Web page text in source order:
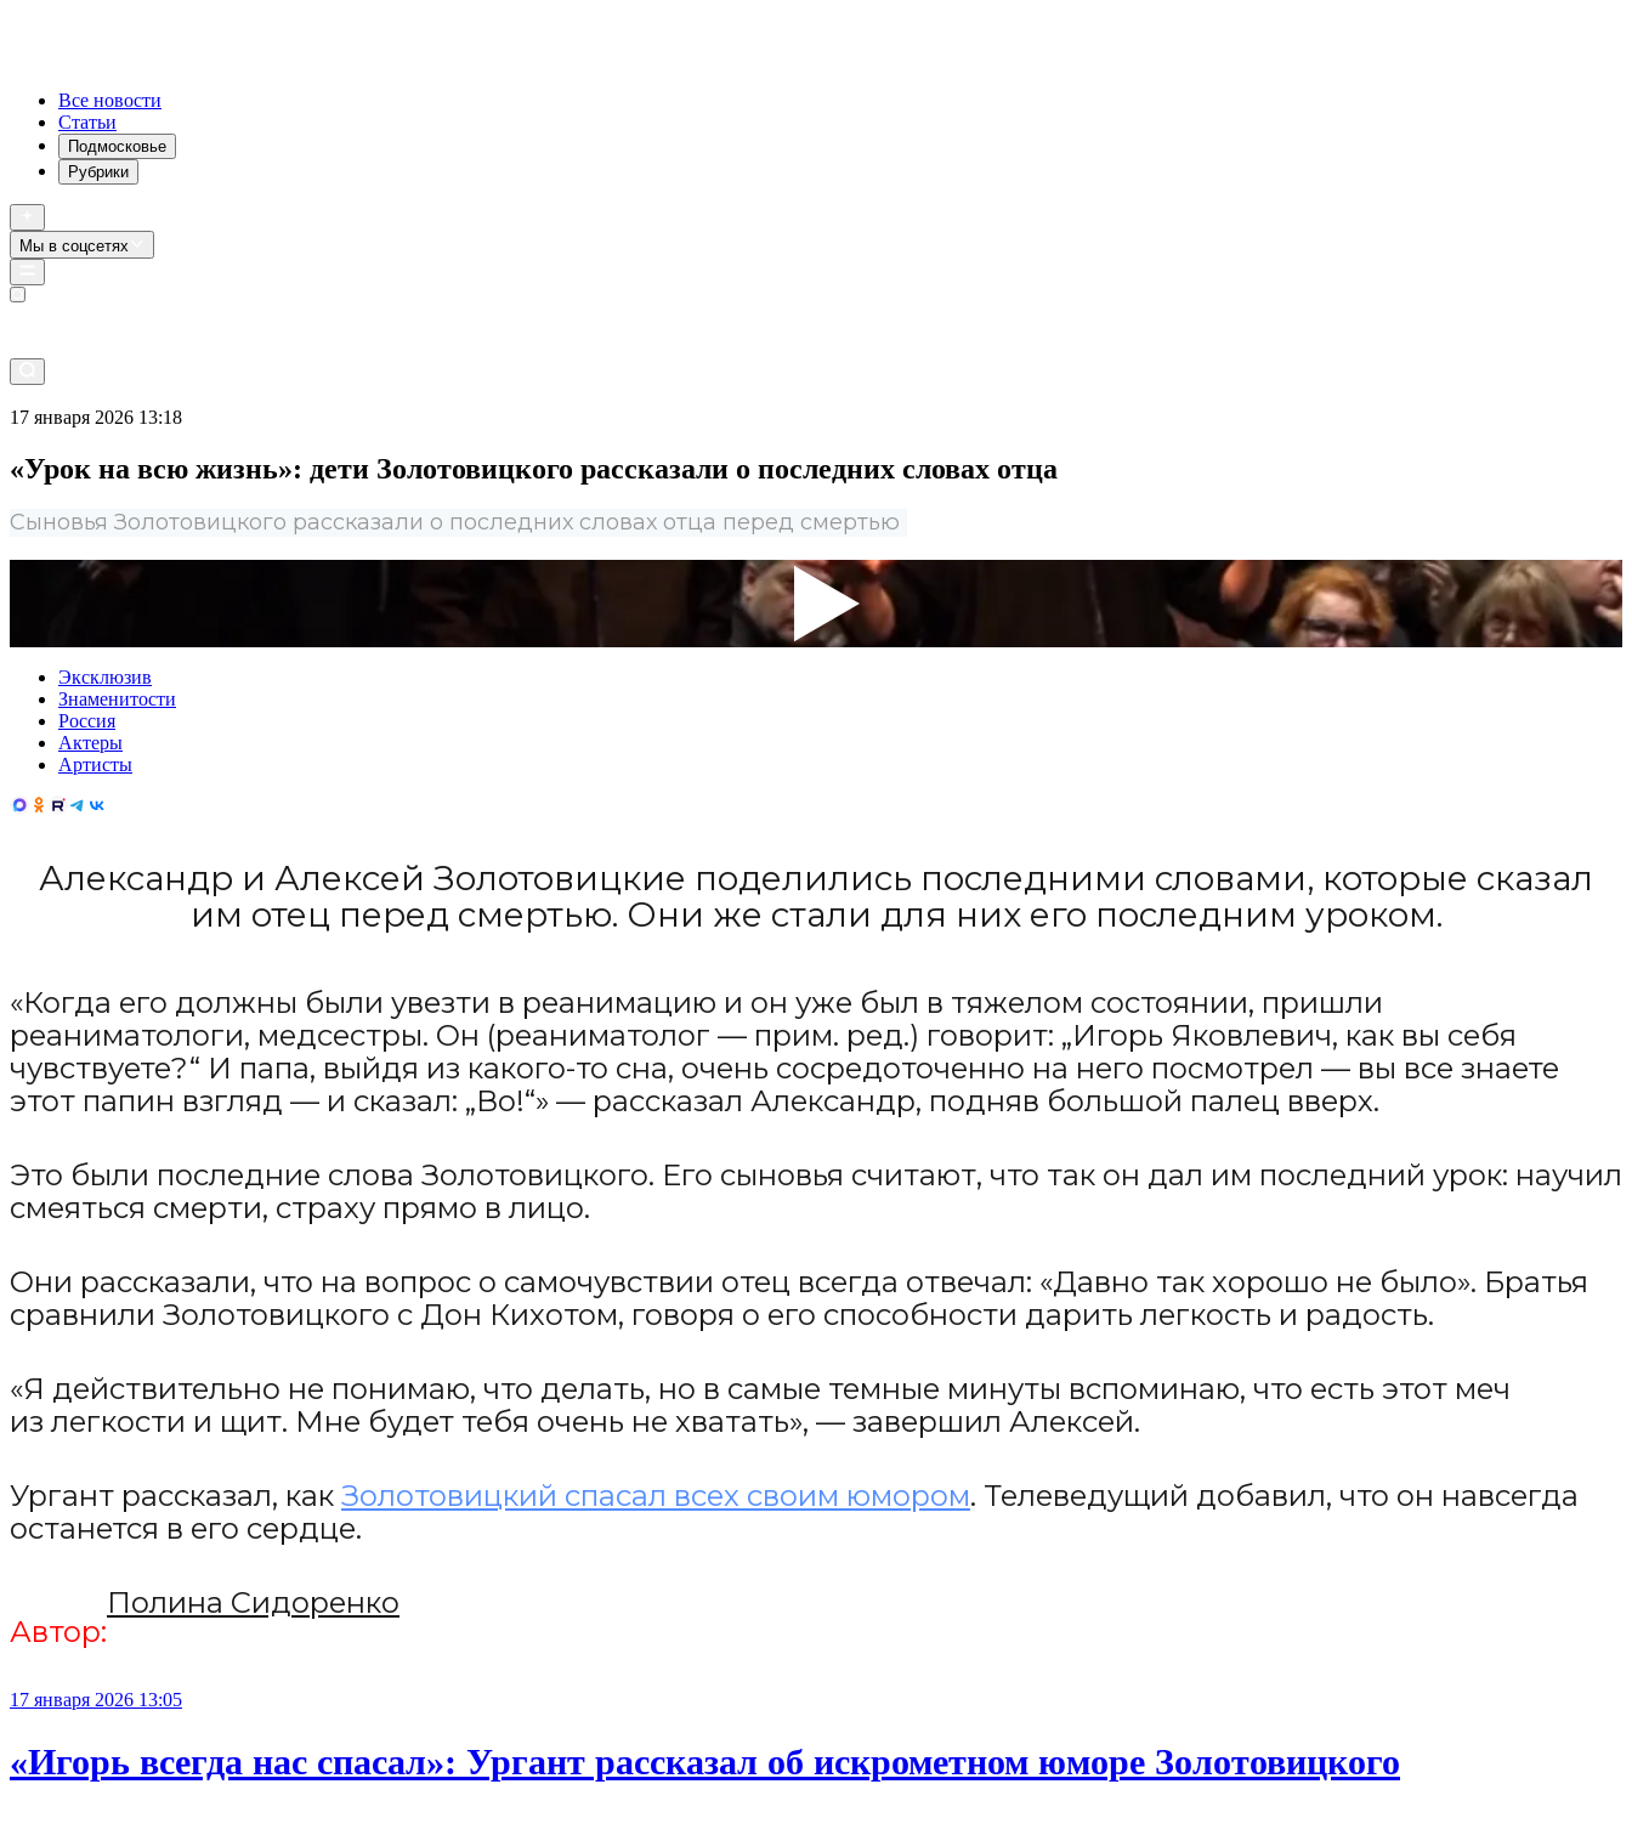
Все новости
Статьи
Подмосковье
Рубрики
Мы в соцсетях
17 января 2026 13:18
«Урок на всю жизнь»: дети Золотовицкого рассказали о последних словах отца
Сыновья Золотовицкого рассказали о последних словах отца перед смертью
Эксклюзив
Знаменитости
Россия
Актеры
Артисты
Александр и Алексей Золотовицкие поделились последними словами, которые сказал
им отец перед смертью. Они же стали для них его последним уроком.
«Когда его должны были увезти в реанимацию и он уже был в тяжелом состоянии, пришли
реаниматологи, медсестры. Он (реаниматолог — прим. ред.) говорит: „Игорь Яковлевич, как вы себя
чувствуете?“ И папа, выйдя из какого-то сна, очень сосредоточенно на него посмотрел — вы все знаете
этот папин взгляд — и сказал: „Во!“» — рассказал Александр, подняв большой палец вверх.
Это были последние слова Золотовицкого. Его сыновья считают, что так он дал им последний урок: научил
смеяться смерти, страху прямо в лицо.
Они рассказали, что на вопрос о самочувствии отец всегда отвечал: «Давно так хорошо не было». Братья
сравнили Золотовицкого с Дон Кихотом, говоря о его способности дарить легкость и радость.
«Я действительно не понимаю, что делать, но в самые темные минуты вспоминаю, что есть этот меч
из легкости и щит. Мне будет тебя очень не хватать», — завершил Алексей.
Ургант рассказал, как Золотовицкий спасал всех своим юмором. Телеведущий добавил, что он навсегда
останется в его сердце.
Автор:
Полина Сидоренко
17 января 2026 13:05
«Игорь всегда нас спасал»: Ургант рассказал об искрометном юморе Золотовицкого